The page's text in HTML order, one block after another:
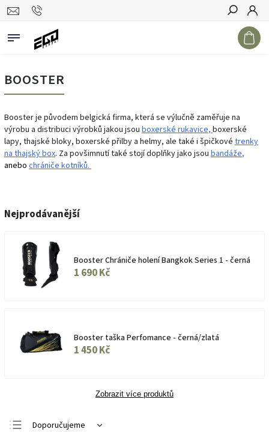
Hledat
BOOSTER
Booster je původem belgická firma, která se výlučně zaměřuje na
výrobu a distribuci výrobků jakou jsou boxerské rukavice,boxerské
lapy, thajské bloky, boxerské přilby a helmy, ale také i špičkové trenky
na thajský box. Za povšimnutí také stojí doplňky jako jsou bandáže,
anebo chrániče kotníků.
Nejprodávanější
Booster Chrániče holení Bangkok Series 1 - černá
1 690 Kč
Booster taška Perfomance - černá/zlatá
1 450 Kč
Zobrazit více produktů
Doporučujeme